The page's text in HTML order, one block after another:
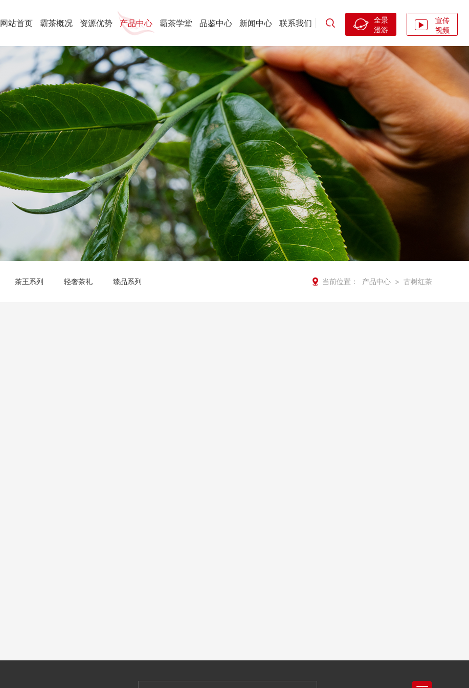
网站首页 霸茶概况 资源优势 产品中心 霸茶学堂 品鉴中心 新闻中心 联系我们
全景
漫游
宣传
视频
茶王系列 轻奢茶礼 臻品系列 当前位置： 产品中心 > 古树红茶